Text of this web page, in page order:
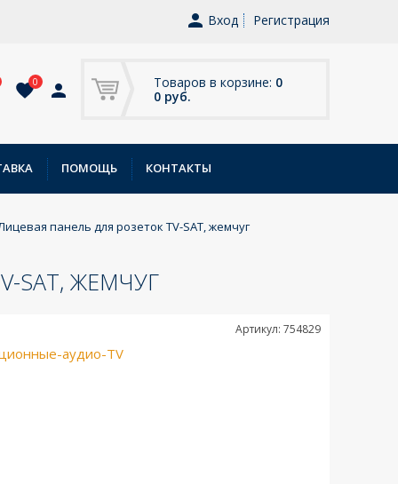
Вход Регистрация
Товаров в корзине: 0
0 руб.
0
ПОМОЩЬ КОНТАКТЫ
панель для розеток TV-SAT, жемчуг
SAT, ЖЕМЧУГ
Артикул: 754829
аудио-TV